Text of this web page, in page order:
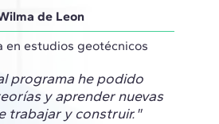
de Leon
en estudios geotécnicos
programa he podido
y aprender nuevas
trabajar y construir."